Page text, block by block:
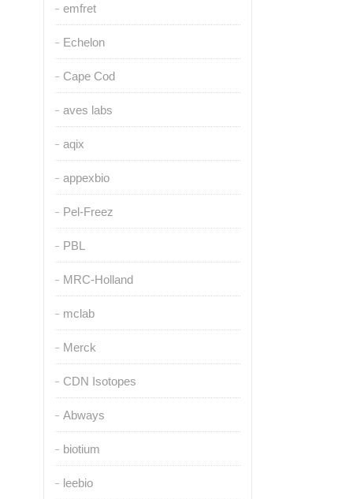
emfret
Echelon
Cape Cod
aves labs
aqix
appexbio
Pel-Freez
PBL
MRC-Holland
mclab
Merck
CDN Isotopes
Abways
biotium
leebio